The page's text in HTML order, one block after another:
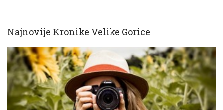
Najnovije Kronike Velike Gorice